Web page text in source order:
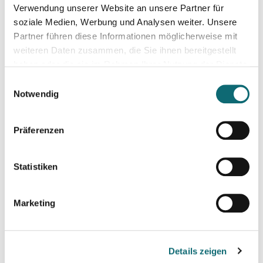
Verwendung unserer Website an unsere Partner für
soziale Medien, Werbung und Analysen weiter. Unsere
Partner führen diese Informationen möglicherweise mit
weiteren Daten zusammen, die Sie ihnen bereitgestellt
Notwendig
Präferenzen
Statistiken
Marketing
Details zeigen
Max. TeilnehmerInnen-Zahl: 12
Ihren PC oder Laptop mit stabilem Wlan.